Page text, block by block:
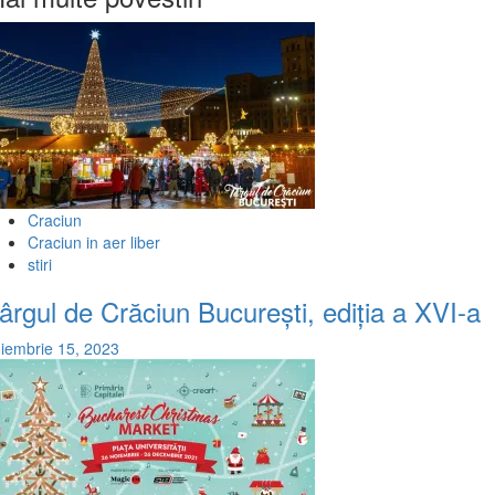
Craciun
Craciun in aer liber
stiri
de Crăciun București, ediția a XVI-a
15, 2023